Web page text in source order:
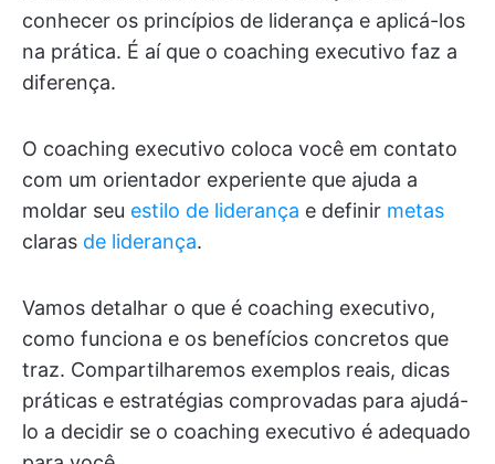
conhecer os princípios de liderança e aplicá-los
na prática. É aí que o coaching executivo faz a
diferença.
O coaching executivo coloca você em contato
com um orientador experiente que ajuda a
moldar seu estilo de liderança e definir metas
claras de liderança.
Vamos detalhar o que é coaching executivo,
como funciona e os benefícios concretos que
traz. Compartilharemos exemplos reais, dicas
práticas e estratégias comprovadas para ajudá-
lo a decidir se o coaching executivo é adequado